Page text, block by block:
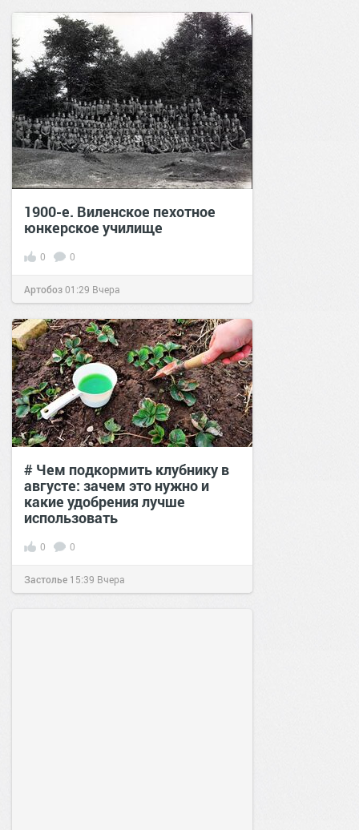
позитива!00:29Вчера
1900-е. Виленское пехотное
юнкерское училище
0 0
Артобоз01:29 Вчера
# Чем подкормить клубнику в
августе: зачем это нужно и
какие удобрения лучше
использовать
0 0
Застолье 15:39 Вчера